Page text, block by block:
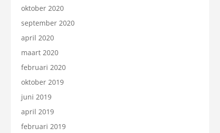
oktober 2020
september 2020
april 2020
maart 2020
februari 2020
oktober 2019
juni 2019
april 2019
februari 2019